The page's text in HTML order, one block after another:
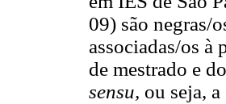
09) são negras/
associadas/os à
de mestrado e
sensu, ou seja,